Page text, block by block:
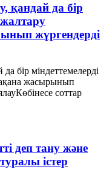
қандай да бір
жалтару
жүргендерді
бір міндеттемелерді
жасырынып
соттар
деп тану және
істер